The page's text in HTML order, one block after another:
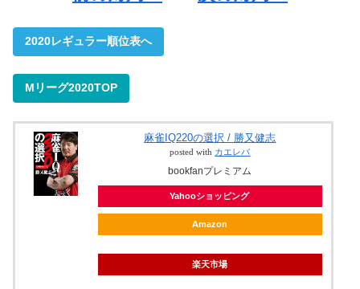
2020レギュラー順位表へ
Mリーグ2020TOP
麻雀IQ220の選択 / 勝又健志
posted with カエレバ
bookfanプレミアム
Yahooショッピング
Amazon
楽天市場